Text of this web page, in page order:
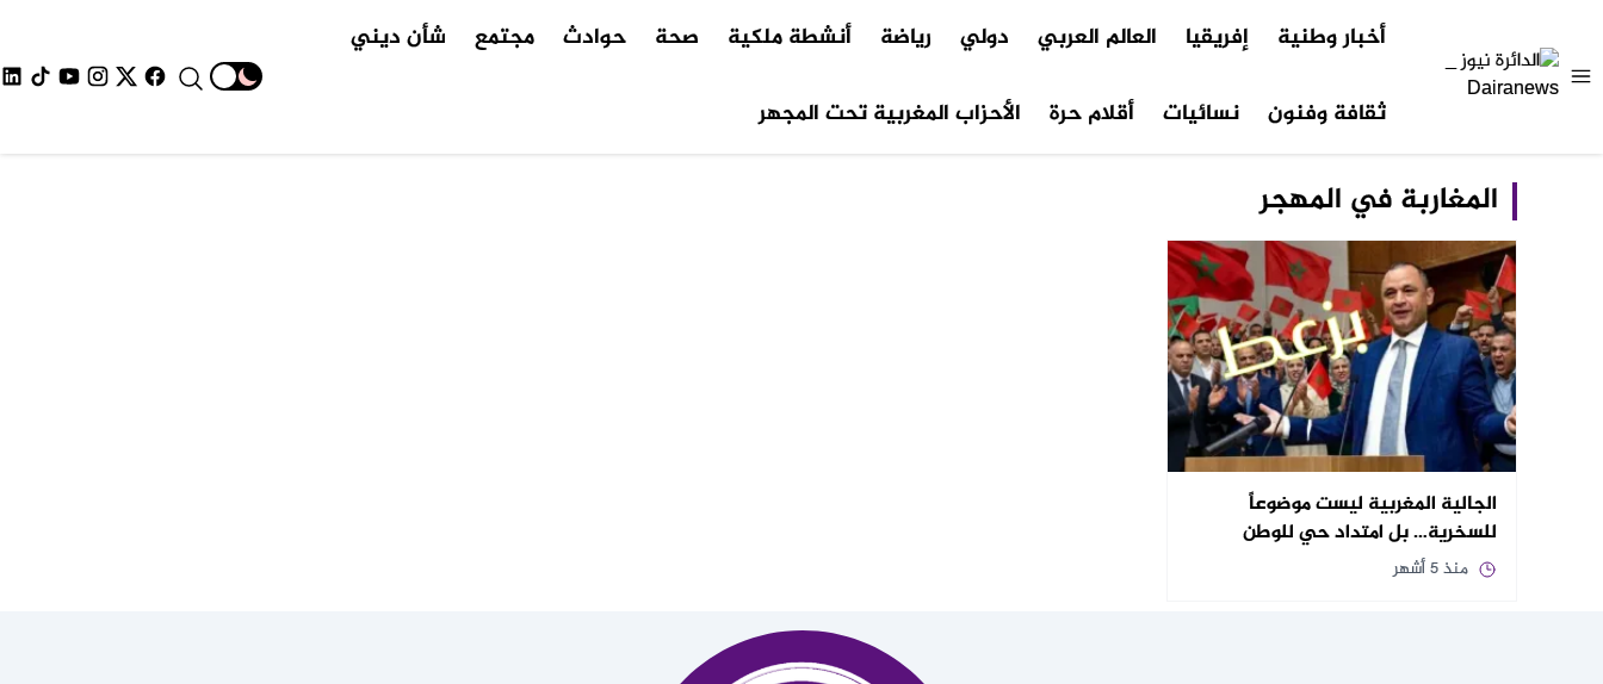
أخبار وطنية إفريقيا العالم العربي دولي رياضة أنشطة ملكية صحة حوادث مجتمع شأن ديني
ثقافة وفنون نسائيات أقلام حرة الأحزاب المغربية تحت المجهر
المغاربة في المهجر
الجالية المغربية ليست موضوعاً
للسخرية… بل امتداد حي للوطن
منذ 5 أشهر